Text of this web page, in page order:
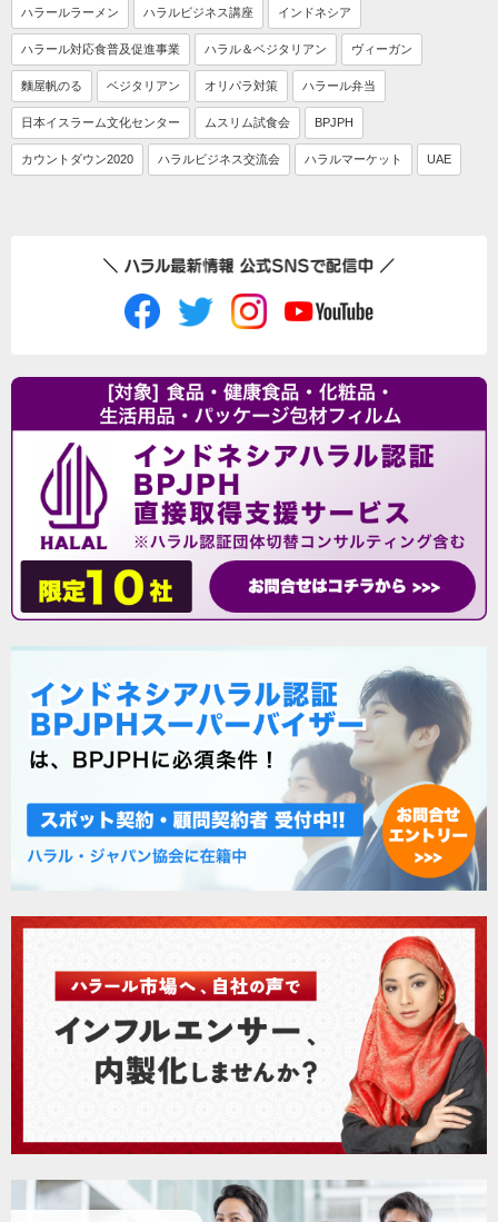
ハラールラーメン ハラルビジネス講座 インドネシア
ハラール対応食普及促進事業 ハラル＆ベジタリアン ヴィーガン
麵屋帆のる ベジタリアン オリパラ対策 ハラール弁当
日本イスラーム文化センター ムスリム試食会 BPJPH
カウントダウン2020 ハラルビジネス交流会 ハラルマーケット UAE